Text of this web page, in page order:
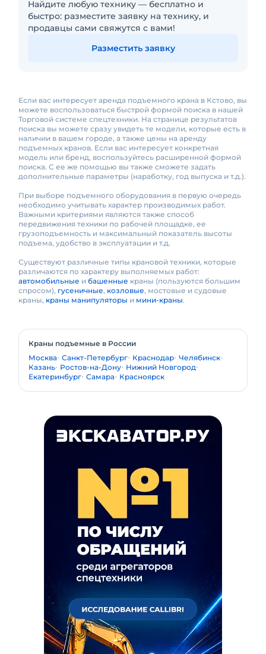
Найдите любую технику — бесплатно и
быстро: разместите заявку на технику, и
продавцы сами свяжутся с вами!
Разместить заявку
Если вас интересует аренда подъемного крана в Кстово, вы
можете воспользоваться быстрой формой поиска в нашей
Торговой системе спецтехники. На странице результатов
поиска вы можете сразу увидеть те модели, которые есть в
наличии в вашем городе, а также цены на аренду
подъемных кранов. Если вас интересует конкретная
модель или бренд, воспользуйтесь расширенной формой
поиска. С ее же помощью вы также сможете задать
дополнительные параметры (наработку, год выпуска и т.д.).
При выборе подъемного оборудования в первую очередь
необходимо учитывать характер производимых работ.
Важными критериями являются также способ
передвижения техники по рабочей площадке, ее
грузоподъемность и максимальный показатель высоты
подъема, удобство в эксплуатации и т.д.
Существуют различные типы крановой техники, которые
различаются по характеру выполняемых работ:
автомобильные и башенные краны (пользуются большим
спросом), гусеничные, козловые, мостовые и судовые
краны, краны манипуляторы и мини-краны.
Краны подъемные в России
Москва Санкт-Петербург Краснодар Челябинск
Казань Ростов-на-Дону Нижний Новгород
Екатеринбург Самара Красноярск